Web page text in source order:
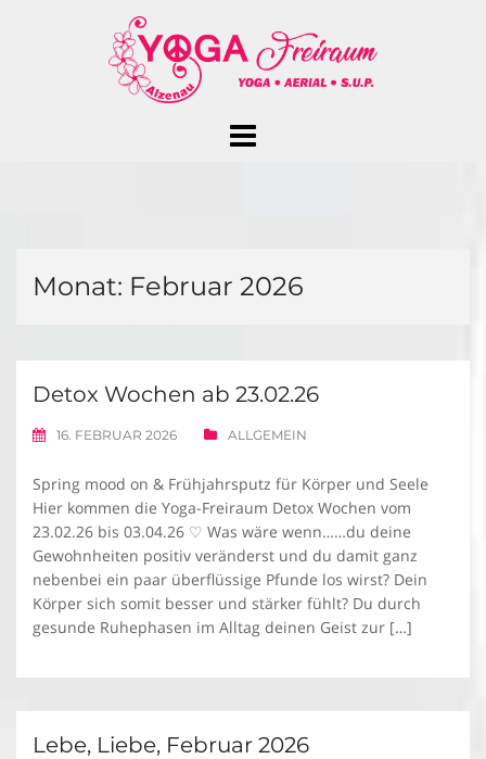
Monat: Februar 2026
Detox Wochen ab 23.02.26
16. FEBRUAR 2026 ALLGEMEIN
Spring mood on & Frühjahrsputz für Körper und Seele
Hier kommen die Yoga-Freiraum Detox Wochen vom
23.02.26 bis 03.04.26 ♡ Was wäre wenn……du deine
Gewohnheiten positiv veränderst und du damit ganz
nebenbei ein paar überflüssige Pfunde los wirst? Dein
Körper sich somit besser und stärker fühlt? Du durch
gesunde Ruhephasen im Alltag deinen Geist zur […]
Lebe, Liebe, Februar 2026